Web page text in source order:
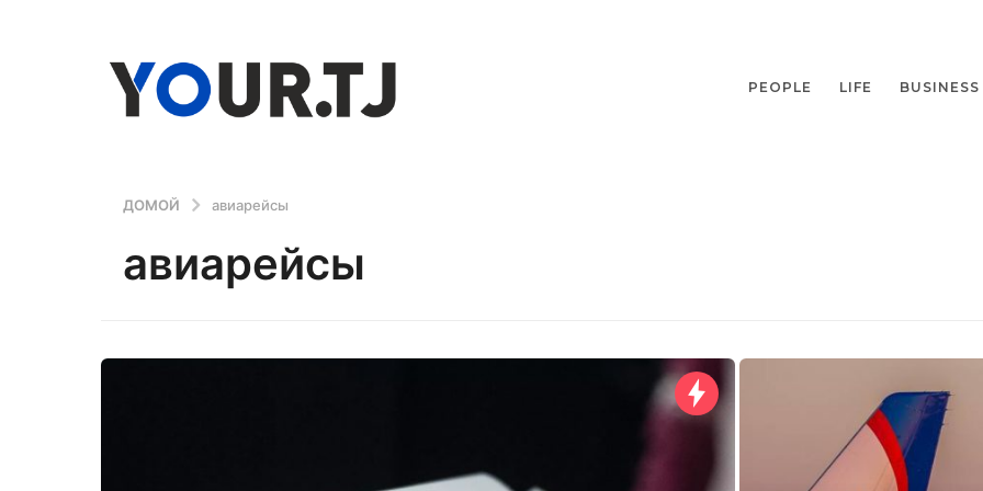
PEOPLE LIFE BUSINESS
ДОМОЙ авиарейсы
авиарейсы